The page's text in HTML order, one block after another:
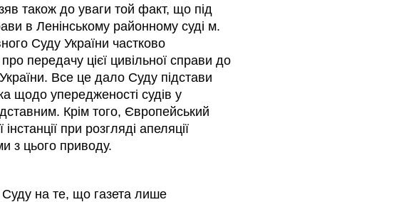
також до уваги той факт, що під
в Ленінському районному суді м.
Суду України частково
передачу цієї цивільної справи до
України. Все це дало Суду підстави
щодо упередженості судів у
Крім того, Європейський
при розгляді апеляції
з цього приводу.
на те, що газета лише